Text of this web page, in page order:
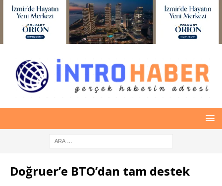
Doğruer’e BTO’dan tam destek